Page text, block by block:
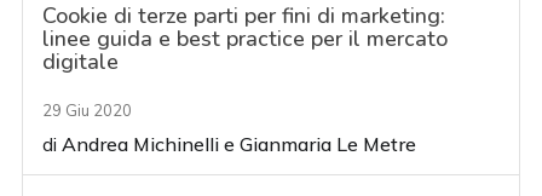
Cookie di terze parti per fini di marketing:
linee guida e best practice per il mercato
digitale
29 Giu 2020
diAndrea Michinelli eGianmaria Le Metre